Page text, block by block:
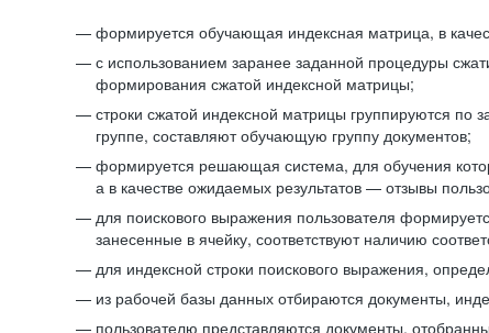
формируется обучающая индексная матрица, в
с использованием заранее заданной процедуры
формирования сжатой индексной матрицы;
строки сжатой индексной матрицы группируются
группе, составляют обучающую группу документов;
формируется решающая система, для обучения
а в качестве ожидаемых результатов — отзывы
для поискового выражения пользователя
занесенные в ячейку, соответствуют наличию
для индексной строки поискового выражения,
из рабочей базы данных отбираются документы,
пользователю представляются документы,